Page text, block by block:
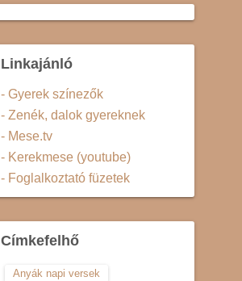
Linkajánló
- Gyerek színezők
- Zenék, dalok gyereknek
- Mese.tv
- Kerekmese (youtube)
- Foglalkoztató füzetek
Címkefelhő
Anyák napi versek